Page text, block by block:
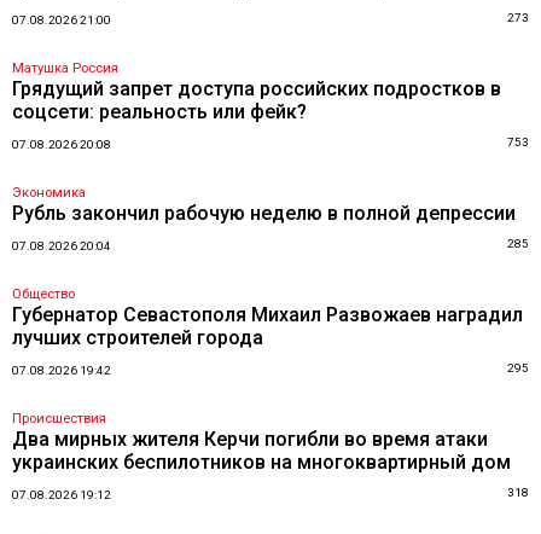
07.08.2026 21:00 273
Матушка Россия
Грядущий запрет доступа российских подростков в
соцсети: реальность или фейк?
07.08.2026 20:08 753
Экономика
Рубль закончил рабочую неделю в полной депрессии
07.08.2026 20:04 285
Общество
Губернатор Севастополя Михаил Развожаев наградил
лучших строителей города
07.08.2026 19:42 295
Происшествия
Два мирных жителя Керчи погибли во время атаки
украинских беспилотников на многоквартирный дом
07.08.2026 19:12 318